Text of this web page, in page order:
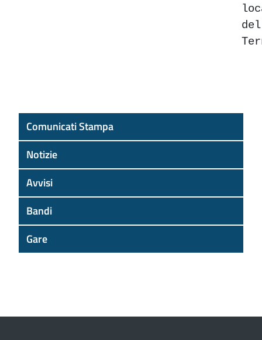
Comunicati Stampa
Notizie
Avvisi
Bandi
Gare